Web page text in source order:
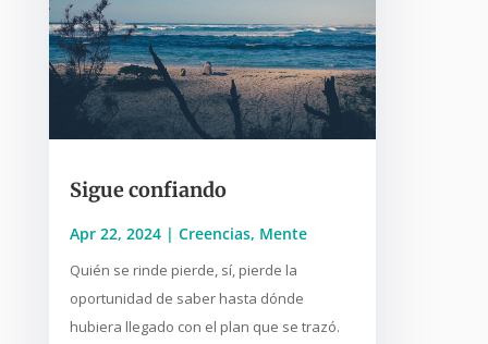
Sigue confiando
Apr 22, 2024| Creencias, Mente
Quién se rinde pierde, sí, pierde la
oportunidad de saber hasta dónde
hubiera llegado con el plan que se trazó.